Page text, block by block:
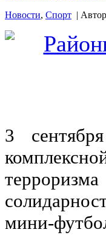
Новости, Спорт |
3
мини-